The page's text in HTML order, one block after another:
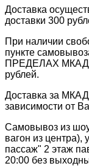
Доставка
доставки 300
При наличии
пункте
ПРЕДЕЛАХ МКАД),
рублей.
Доставка за МКАД
зависимости от
Самовывоз из
вагон из
пассаж" 2 этаж
20:00 без